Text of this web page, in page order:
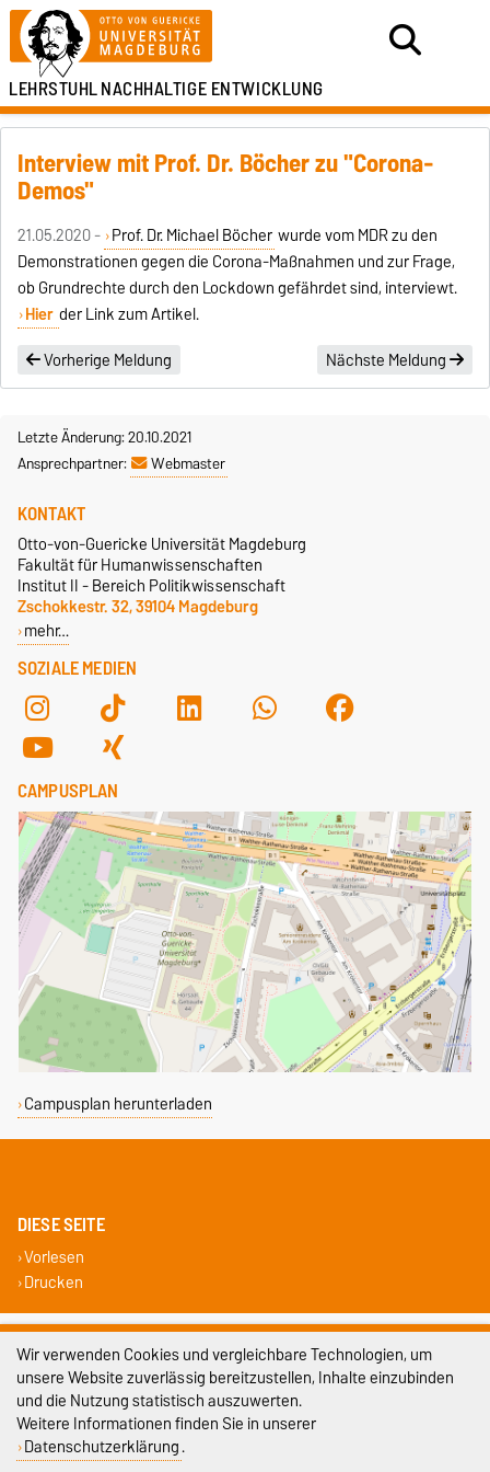
LEHRSTUHLNACHHALTIGE ENTWICKLUNG
Interview mit Prof. Dr. Böcher zu "Corona-
Demos"
21.05.2020 - Prof. Dr. Michael Böcher wurde vom MDR zu den
Demonstrationen gegen die Corona-Maßnahmen und zur Frage,
ob Grundrechte durch den Lockdown gefährdet sind, interviewt.
Hier der Link zum Artikel.
Vorherige Meldung
Nächste Meldung
Letzte Änderung: 20.10.2021
Ansprechpartner:
Webmaster
SOZIALE MEDIEN
KONTAKT
Otto-von-Guericke Universität Magdeburg
Fakultät für Humanwissenschaften
Institut II - Bereich Politikwissenschaft
Zschokkestr. 32, 39104 Magdeburg
mehr…
CAMPUSPLAN
Campusplan herunterladen
DIESE SEITE
Vorlesen
Drucken
Impressum
Datenschutz
Barrierefreiheit
Cookie-Einstellungen
Wir verwenden Cookies und vergleichbare Technologien, um
unsere Website zuverlässig bereitzustellen, Inhalte einzubinden
und die Nutzung statistisch auszuwerten.
Weitere Informationen finden Sie in unserer
Datenschutzerklärung.